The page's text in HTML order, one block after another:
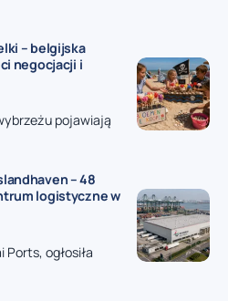
– belgijska
negocjacji i
pojawiają
– 48
logistyczne w
Ports, ogłosiła